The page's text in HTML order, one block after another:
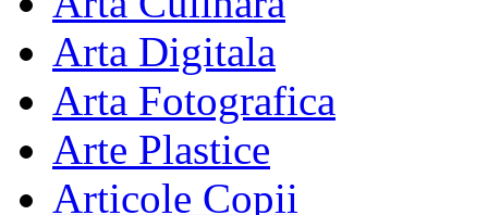
Arta Digitala
Arta Fotografica
Arte Plastice
Articole Copii